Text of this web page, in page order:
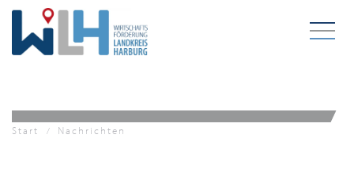
Zum Hauptinhalt springen
Start Nachrichten